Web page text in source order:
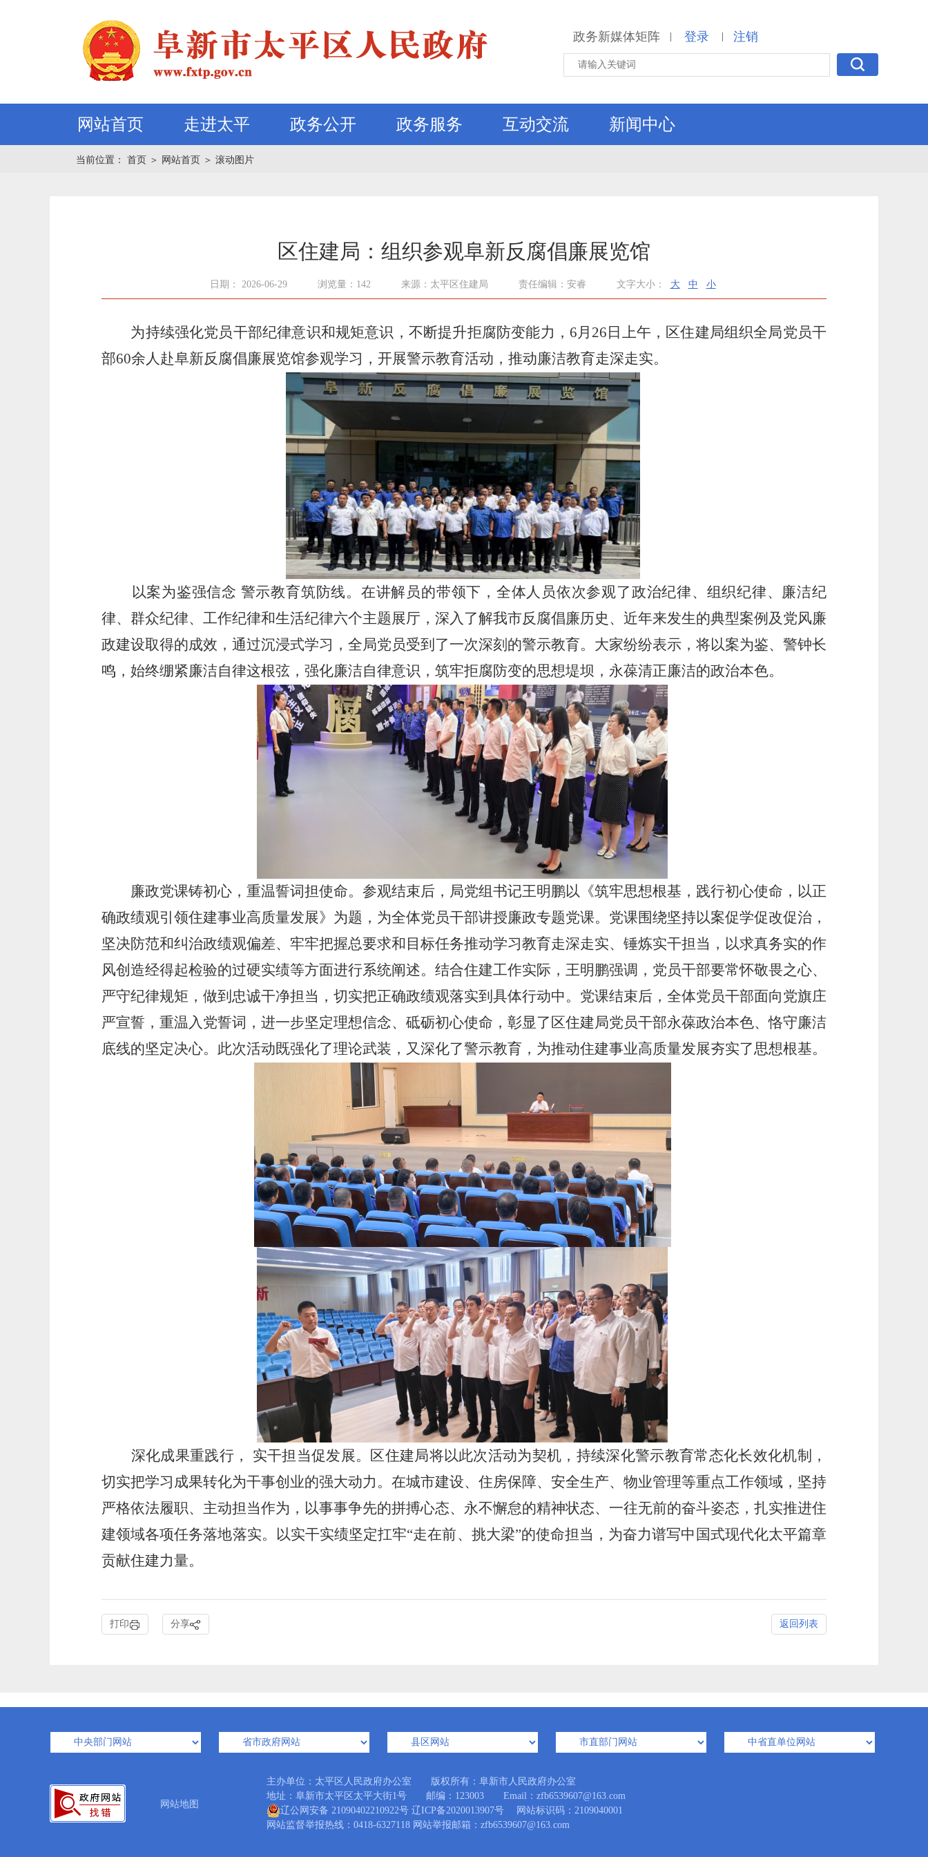
政务新媒体矩阵 | 登录 | 注销
网站首页 走进太平 政务公开 政务服务 互动交流 新闻中心
当前位置： 首页 ＞ 网站首页 ＞ 滚动图片
区住建局：组织参观阜新反腐倡廉展览馆
日期： 2026-06-29 浏览量：142 来源：太平区住建局 责任编辑：安睿 文字大小： 大 中 小
为持续强化党员干部纪律意识和规矩意识，不断提升拒腐防变能力，6月26日上午，区住建局组织全局党员干
部60余人赴阜新反腐倡廉展览馆参观学习，开展警示教育活动，推动廉洁教育走深走实。
以案为鉴强信念 警示教育筑防线。在讲解员的带领下，全体人员依次参观了政治纪律、组织纪律、廉洁纪
律、群众纪律、工作纪律和生活纪律六个主题展厅，深入了解我市反腐倡廉历史、近年来发生的典型案例及党风廉
政建设取得的成效，通过沉浸式学习，全局党员受到了一次深刻的警示教育。大家纷纷表示，将以案为鉴、警钟长
鸣，始终绷紧廉洁自律这根弦，强化廉洁自律意识，筑牢拒腐防变的思想堤坝，永葆清正廉洁的政治本色。
廉政党课铸初心，重温誓词担使命。参观结束后，局党组书记王明鹏以《筑牢思想根基，践行初心使命，以正
确政绩观引领住建事业高质量发展》为题，为全体党员干部讲授廉政专题党课。党课围绕坚持以案促学促改促治，
坚决防范和纠治政绩观偏差、牢牢把握总要求和目标任务推动学习教育走深走实、锤炼实干担当，以求真务实的作
风创造经得起检验的过硬实绩等方面进行系统阐述。结合住建工作实际，王明鹏强调，党员干部要常怀敬畏之心、
严守纪律规矩，做到忠诚干净担当，切实把正确政绩观落实到具体行动中。党课结束后，全体党员干部面向党旗庄
严宣誓，重温入党誓词，进一步坚定理想信念、砥砺初心使命，彰显了区住建局党员干部永葆政治本色、恪守廉洁
底线的坚定决心。此次活动既强化了理论武装，又深化了警示教育，为推动住建事业高质量发展夯实了思想根基。
深化成果重践行， 实干担当促发展。区住建局将以此次活动为契机，持续深化警示教育常态化长效化机制，
切实把学习成果转化为干事创业的强大动力。在城市建设、住房保障、安全生产、物业管理等重点工作领域，坚持
严格依法履职、主动担当作为，以事事争先的拼搏心态、永不懈怠的精神状态、一往无前的奋斗姿态，扎实推进住
建领域各项任务落地落实。以实干实绩坚定扛牢“走在前、挑大梁”的使命担当，为奋力谱写中国式现代化太平篇章
贡献住建力量。
打印 分享 返回列表
网站地图
主办单位：太平区人民政府办公室 版权所有：阜新市人民政府办公室
地址：阜新市太平区太平大街1号 邮编：123003 Email：zfb6539607@163.com
辽公网安备 21090402210922号 辽ICP备2020013907号 网站标识码：2109040001
网站监督举报热线：0418-6327118 网站举报邮箱：zfb6539607@163.com